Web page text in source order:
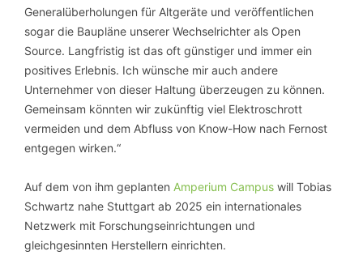
Generalüberholungen für Altgeräte und veröffentlichen
sogar die Baupläne unserer Wechselrichter als Open
Source. Langfristig ist das oft günstiger und immer ein
positives Erlebnis. Ich wünsche mir auch andere
Unternehmer von dieser Haltung überzeugen zu können.
Gemeinsam könnten wir zukünftig viel Elektroschrott
vermeiden und dem Abfluss von Know-How nach Fernost
entgegen wirken.“
Auf dem von ihm geplanten Amperium Campus will Tobias
Schwartz nahe Stuttgart ab 2025 ein internationales
Netzwerk mit Forschungseinrichtungen und
gleichgesinnten Herstellern einrichten.